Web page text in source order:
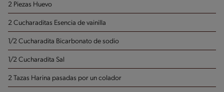
2 Piezas Huevo
2 Cucharaditas Esencia de vainilla
1/2 Cucharadita Bicarbonato de sodio
1/2 Cucharadita Sal
2 Tazas Harina pasadas por un colador